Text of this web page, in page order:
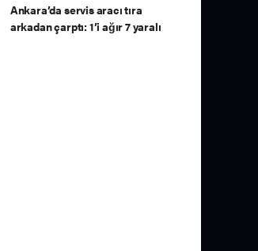
Ankara’da servis aracı tıra
arkadan çarptı: 1’i ağır 7 yaralı